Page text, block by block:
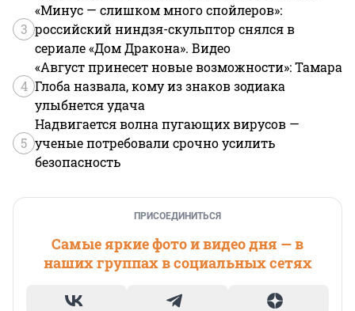
3
«Минус — слишком много спойлеров»:
российский ниндзя-скульптор снялся в
сериале «Дом Дракона». Видео
4
«Август принесет новые возможности»: Тамара
Глоба назвала, кому из знаков зодиака
улыбнется удача
5
Надвигается волна пугающих вирусов —
ученые потребовали срочно усилить
безопасность
ПРИСОЕДИНИТЬСЯ
Самые яркие фото и видео дня — в
наших группах в социальных сетях